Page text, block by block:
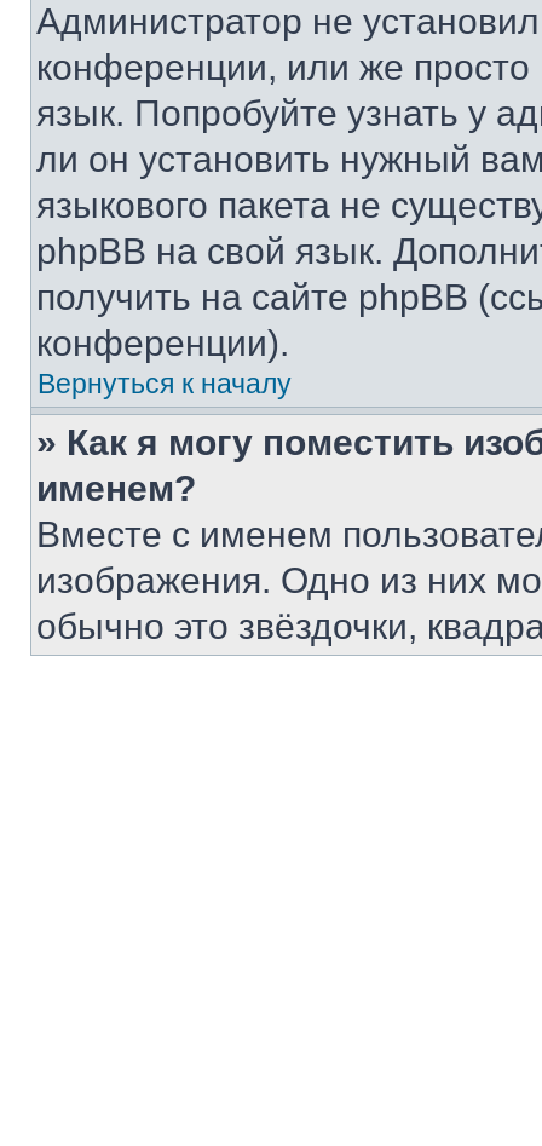
Администратор не
конференции, или же
язык. Попробуйте узнать у
ли он установить нужный
языкового пакета не
phpBB на свой язык.
получить на сайте phpBB
конференции).
Вернуться к началу
» Как я могу поместить
именем?
Вместе с именем
изображения. Одно из них
обычно это звёздочки,